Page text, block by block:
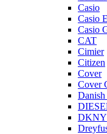
Casio
Casio
Casio
CAT
Cimier
Citizen
Cover
Cover
DKNY